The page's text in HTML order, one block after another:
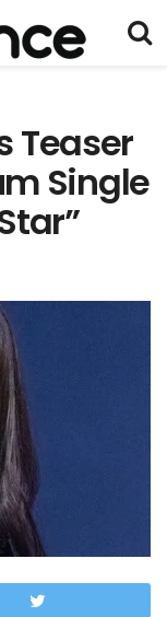
Teaser
Single